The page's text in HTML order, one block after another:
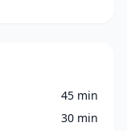
45 min
30 min